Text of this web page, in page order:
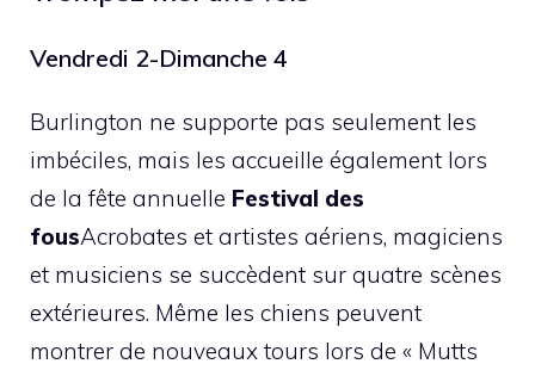
Vendredi 2-Dimanche 4
Burlington ne supporte pas seulement les
imbéciles, mais les accueille également lors
de la fête annuelle Festival des
fousAcrobates et artistes aériens, magiciens
et musiciens se succèdent sur quatre scènes
extérieures. Même les chiens peuvent
montrer de nouveaux tours lors de « Mutts